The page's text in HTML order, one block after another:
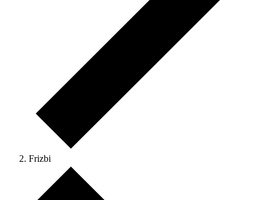
Frizbi